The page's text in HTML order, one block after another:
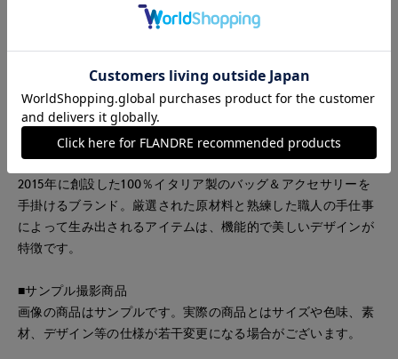
・内側ジップポケット
■メーカー表示
アイボリー：IVORY
ブラック：NERO
《ANITA BILARDI/アニタ ビラルデ》
2015年に創設した100％イタリア製のバッグ＆アクセサリーを
手掛けるブランド。厳選された原材料と熟練した職人の手仕事
によって生み出されるアイテムは、機能的で美しいデザインが
特徴です。
■サンプル撮影商品
画像の商品はサンプルです。実際の商品とはサイズや色味、素
材、デザイン等の仕様が若干変更になる場合がございます。